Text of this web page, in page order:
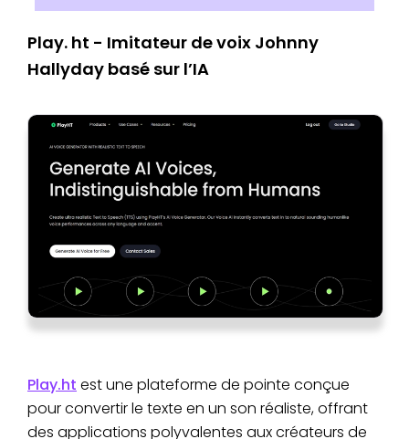
Play. ht - Imitateur de voix Johnny
Hallyday basé sur l’IA
Play.ht est une plateforme de pointe conçue
pour convertir le texte en un son réaliste, offrant
des applications polyvalentes aux créateurs de